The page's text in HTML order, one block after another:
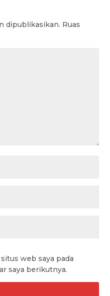
e
dipublikasikan. Ruas
web saya pada
saya berikutnya.